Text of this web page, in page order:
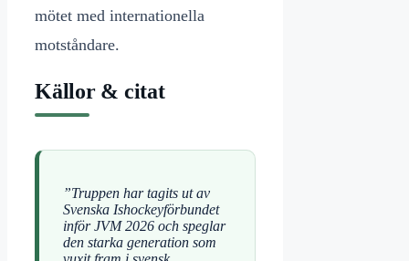
mötet med internationella
motståndare.
Källor & citat
”Truppen har tagits ut av
Svenska Ishockeyförbundet
inför JVM 2026 och speglar
den starka generation som